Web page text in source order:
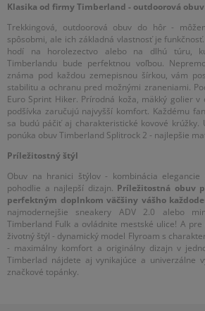
Klasika od firmy Timberland - outdoorová obuv
Trekkingová, outdoorová obuv do hôr -
spôsobmi, ale ich základná vlastnosť je
hodí na horolezectvo alebo na dlhú túru,
Timberlandu bude perfektnou voľbou.
známa pod každou zemepisnou šírkou, vám
stabilitu a ochranu pred možnými zraneniami.
Euro Sprint Hiker. Prírodná koža, mäkký golier v
podšívka zaručujú najvyšší komfort. Každému
sa budú páčiť aj charakteristické kovové
ponúka obuv Timberland Splitrock 2 - najlepšie
Príležitostný štýl
Obuv na hranici štýlov - kombinácia elegancie
pohodlie a najlepší dizajn. Príležitostná obuv
perfektným doplnkom väčšiny vášho
najmodernejšie sneakery ADV 2.0 alebo
Timberland Fulk a ovládnite mestské ulice! A
životný štýl - dynamický model Flyroam s
- maximálny komfort a originálny dizajn v
Timberlad nájdete aj vynikajúce a univerzálne
značkové topánky.